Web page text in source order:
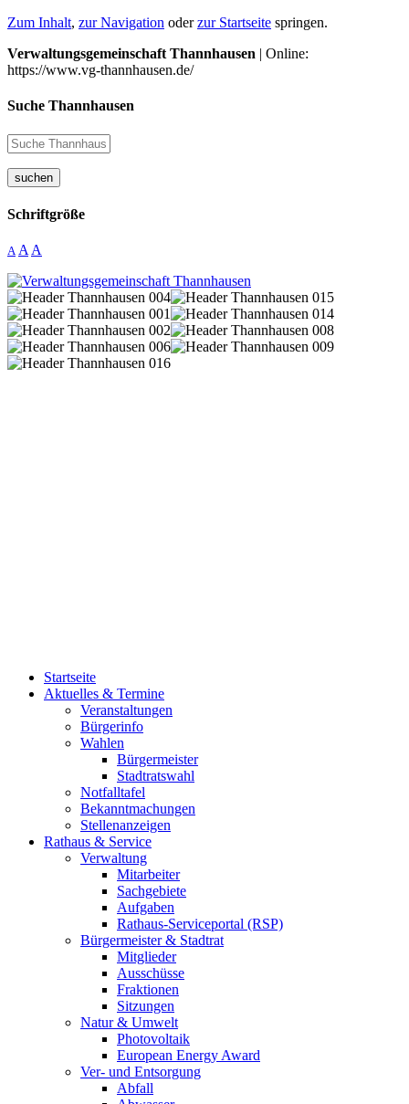
Zum Inhalt, zur Navigation oderzur Startseite springen.
Verwaltungsgemeinschaft Thannhausen | Online:
https://www.vg-thannhausen.de/
Suche Thannhausen
suchen
Schriftgröße
A A A
Startseite
Aktuelles & Termine
Veranstaltungen
Bürgerinfo
Wahlen
Bürgermeister
Stadtratswahl
Notfalltafel
Bekanntmachungen
Stellenanzeigen
Rathaus & Service
Verwaltung
Mitarbeiter
Sachgebiete
Aufgaben
Rathaus-Serviceportal (RSP)
Bürgermeister & Stadtrat
Mitglieder
Ausschüsse
Fraktionen
Sitzungen
Natur & Umwelt
Photovoltaik
European Energy Award
Ver- und Entsorgung
Abfall